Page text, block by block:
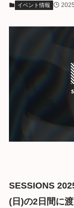
イベント情報
SESSIONS
(日)の2日間に